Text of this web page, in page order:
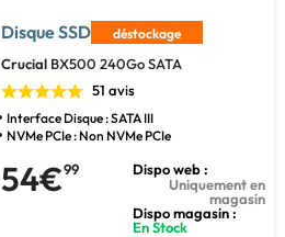
Disque SSD déstockage
Crucial BX500 240Go SATA
51 avis
Interface Disque : SATA III
NVMe PCIe : Non NVMe PCIe
54€99
Dispo web :
Uniquement en
magasin
Dispo magasin :
En Stock